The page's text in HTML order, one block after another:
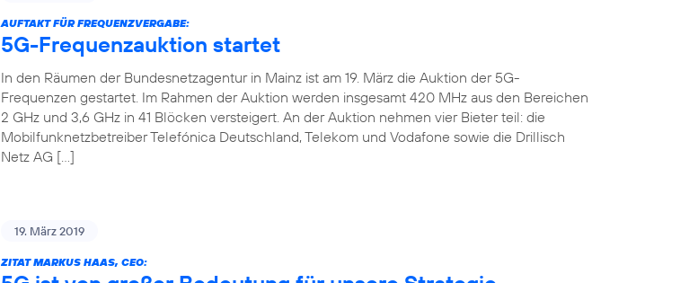
AUFTAKT FÜR FREQUENZVERGABE:
5G-Frequenzauktion startet
In den Räumen der Bundesnetzagentur in Mainz ist am 19. März die Auktion der 5G-
Frequenzen gestartet. Im Rahmen der Auktion werden insgesamt 420 MHz aus den Bereichen
2 GHz und 3,6 GHz in 41 Blöcken versteigert. An der Auktion nehmen vier Bieter teil: die
Mobilfunknetzbetreiber Telefónica Deutschland, Telekom und Vodafone sowie die Drillisch
Netz AG […]
19. März 2019
ZITAT MARKUS HAAS, CEO: